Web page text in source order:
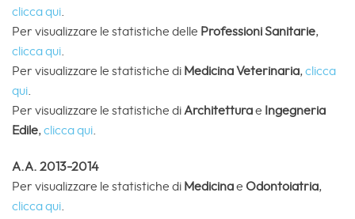
clicca qui.
Per visualizzare le statistiche delle Professioni Sanitarie,
clicca qui.
Per visualizzare le statistiche di Medicina Veterinaria, clicca
qui.
Per visualizzare le statistiche diArchitetturae Ingegneria
Edile, clicca qui.
A.A. 2013-2014
Per visualizzare le statistiche di Medicinae Odontoiatria,
clicca qui